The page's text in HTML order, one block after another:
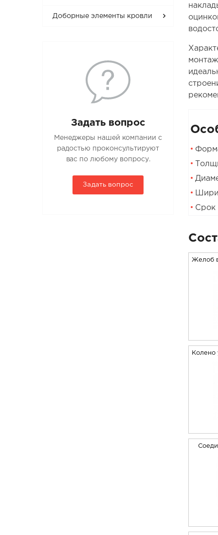
Доборные элементы кровли
Задать вопрос
Менеджеры нашей компании с
радостью проконсультируют
вас по любому вопросу.
Задать вопрос
Срок
Желоб
Колено